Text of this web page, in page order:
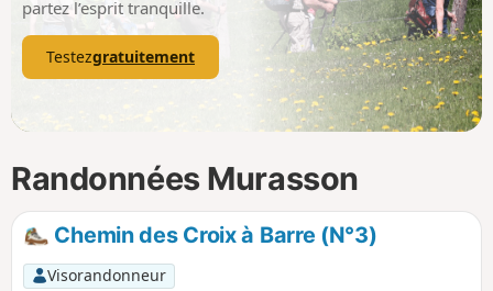
partez l’esprit tranquille.
Testezgratuitement
Randonnées Murasson
Chemin des Croix à Barre (N°3)
Visorandonneur